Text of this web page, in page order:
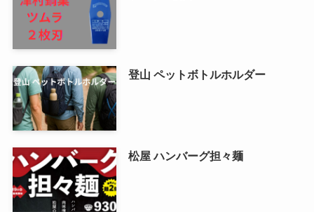
新着記事
立ち仕事 腰痛 インソール
ツムラ 2枚刃